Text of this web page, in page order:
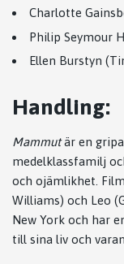
Charlotte
Philip Seymour
Ellen Burstyn
Handling:
Mammutär en
medelklassfamilj
och ojämlikhet.
Williams) och Leo
New York och har
till sina liv och